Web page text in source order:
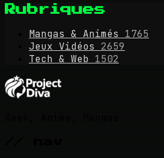
Rubriques
Mangas & Animés
1765
Jeux Vidéos
2659
Tech & Web 1502